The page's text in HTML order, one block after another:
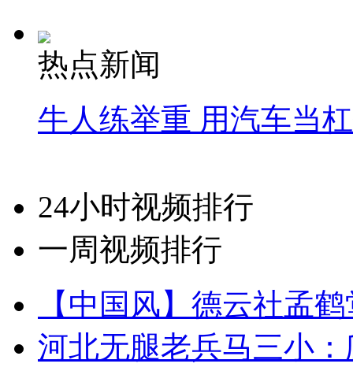
热点新闻
牛人练举重 用汽车当
24小时视频排行
一周视频排行
【中国风】德云社孟
河北无腿老兵马三小